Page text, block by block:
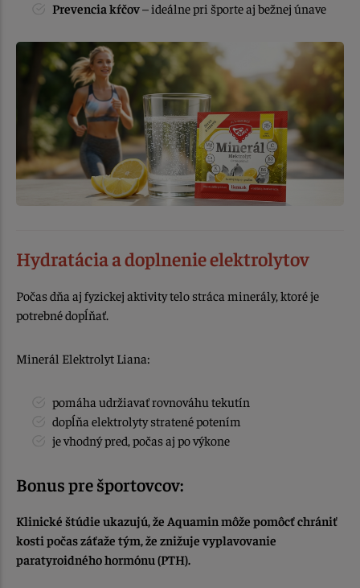
Prevencia kŕčov– ideálne pri športe aj bežnej únave
Hydratácia a doplnenie elektrolytov
Počas dňa aj fyzickej aktivity telo stráca minerály, ktoré je
potrebné dopĺňať.
Minerál Elektrolyt Liana:
pomáha udržiavať rovnováhu tekutín
dopĺňa elektrolyty stratené potením
je vhodný pred, počas aj po výkone
Bonus pre športovcov:
Klinické štúdie ukazujú, že Aquamin môže pomôcť chrániť
kosti počas záťaže tým, že znižuje vyplavovanie
paratyroidného hormónu (PTH).